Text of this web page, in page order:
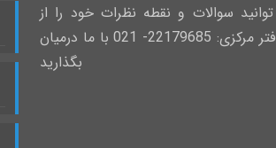
سوالات و نقطه نظرات خود را از
طریق تماس با دفتر مرکزی: 22179685- 021 با ما درمیان
بگذارید